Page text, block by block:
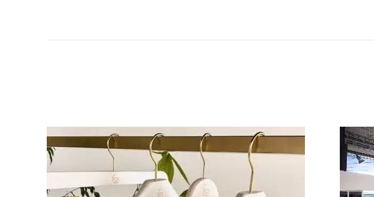
VEDERE LE PRODUCTO GRUCCE NEGOZIO